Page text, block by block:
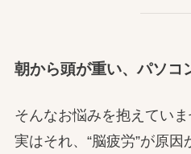
朝から頭が重い、パソ
そんなお悩みを抱えていま
実はそれ、“脳疲労”が原因